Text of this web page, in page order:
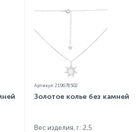
Артикул: 219678502
Золотое колье без камней
Вес изделия, г.: 2,5